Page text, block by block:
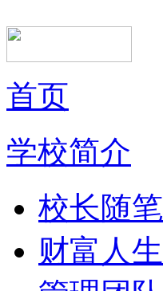
首页
学校简介
校长随笔
财富人生